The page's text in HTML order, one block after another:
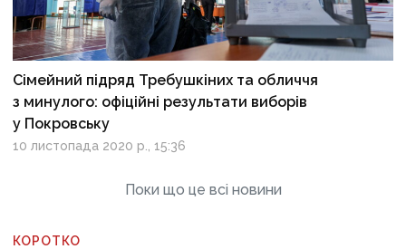
Сімейний підряд Требушкіних та обличчя
з минулого: офіційні результати виборів
у Покровську
10 листопада 2020 р., 15:36
Поки що це всі новини
КОРОТКО